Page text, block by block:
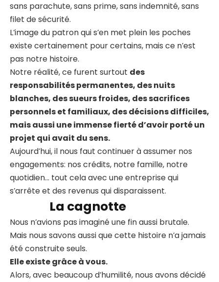
sans parachute, sans prime, sans indemnité, sans
filet de sécurité.
L’image du patron qui s’en met plein les poches
existe certainement pour certains, mais ce n’est
pas notre histoire.
Notre réalité, ce furent surtout des
responsabilités permanentes, des nuits
blanches, des sueurs froides, des sacrifices
personnels et familiaux, des décisions difficiles,
mais aussi une immense fierté d’avoir porté un
projet qui avait du sens.
Aujourd’hui, il nous faut continuer à assumer nos
engagements: nos crédits, notre famille, notre
quotidien… tout cela avec une entreprise qui
s’arrête et des revenus qui disparaissent.
La cagnotte
Nous n’avions pas imaginé une fin aussi brutale.
Mais nous savons aussi que cette histoire n’a jamais
été construite seuls.
Elle existe grâce à vous.
Alors, avec beaucoup d’humilité, nous avons décidé